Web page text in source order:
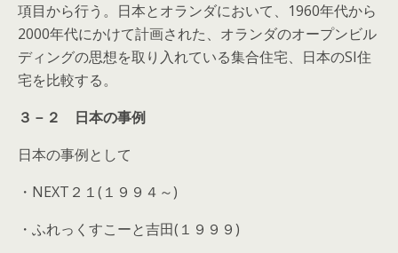
項目から行う。日本とオランダにおいて、1960年代から
2000年代にかけて計画された、オランダのオープンビル
ディングの思想を取り入れている集合住宅、日本のSI住
宅を比較する。
３－２ 日本の事例
日本の事例として
・NEXT２１(１９９４～)
・ふれっくすこーと吉田(１９９９)